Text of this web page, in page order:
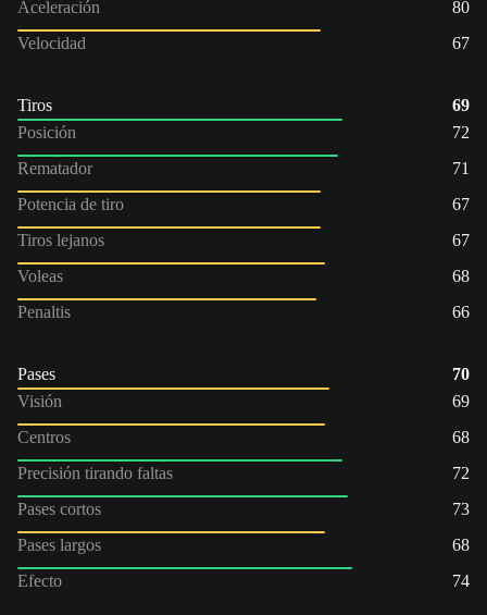
Aceleración
80
Velocidad
67
Tiros
69
Posición
72
Rematador
71
Potencia de tiro
67
Tiros lejanos
67
Voleas
68
Penaltis
66
Pases
70
Visión
69
Centros
68
Precisión tirando faltas
72
Pases cortos
73
Pases largos
68
Efecto
74